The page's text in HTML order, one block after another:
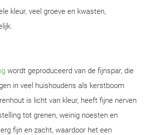
kleur, veel groeve en kwasten,
wordt geproduceerd van de fijnspar, die
in veel huishoudens als kerstboom
is licht van kleur, heeft fijne nerven
tot grenen, weinig noesten en
fijn en zacht, waardoor het een